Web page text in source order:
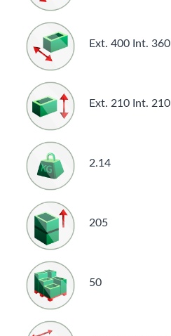
Ext. 400 Int. 360
Ext. 210 Int. 210
2.14
205
50